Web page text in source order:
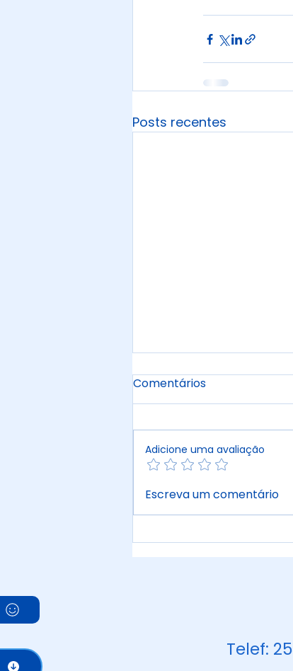
Posts recentes
Projeto concluído com
apoio do PRR!
Comentários
Adicione uma avaliação
Escreva um comentário
Telef: